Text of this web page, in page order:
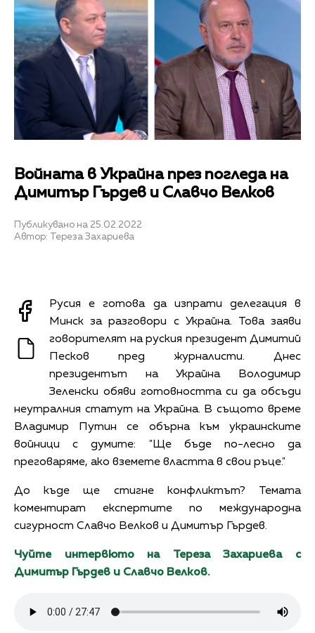
Войната в Украйна през погледа на
Димитър Гърдев и Славчо Велков
Публикувано на 25.02.2022
Автор: Тереза Захариева
Русия е готова да изпрати делегация в
Минск за разговори с Украйна. Това заяви
говорителят на руския президент Димитий
Песков пред журналисти. Днес
президентът на Украйна Володимир
Зеленски обяви готовността си да обсъди
неутралния статут на Украйна. В същото време
Владимир Путин се обърна към украинските
войници с думите: "Ще бъде по-лесно да
преговаряме, ако вземете властта в свои ръце."
До къде ще стигне конфликтът? Темата
коментират експертите по международна
сигурност Славчо Велков и Димитър Гърдев.
Чуйте интервюто на Тереза Захариева с
Димитър Гърдев и Славчо Велков.